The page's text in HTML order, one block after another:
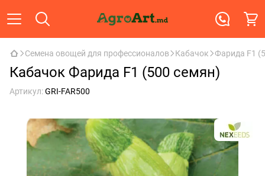
Семена овощей для профессионалов Кабачок Фарида F1
Кабачок Фарида F1 (500 семян)
Артикул:GRI-FAR500